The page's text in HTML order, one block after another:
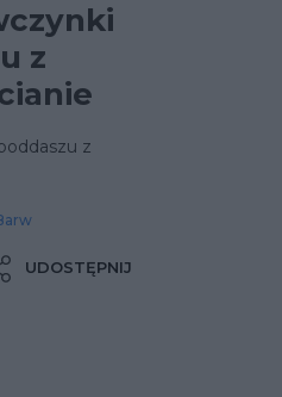
z
z
UDOSTĘPNIJ